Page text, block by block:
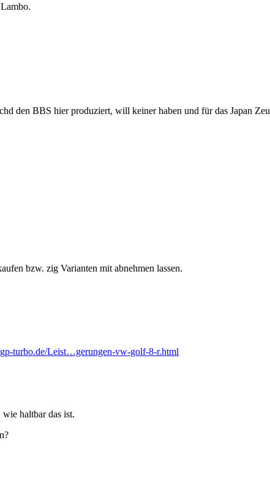
den BBS hier produziert, will keiner haben und für das Japan
bzw. zig Varianten mit abnehmen lassen.
turbo.de/Leist…gerungen-vw-golf-8-r.html
haltbar das ist.